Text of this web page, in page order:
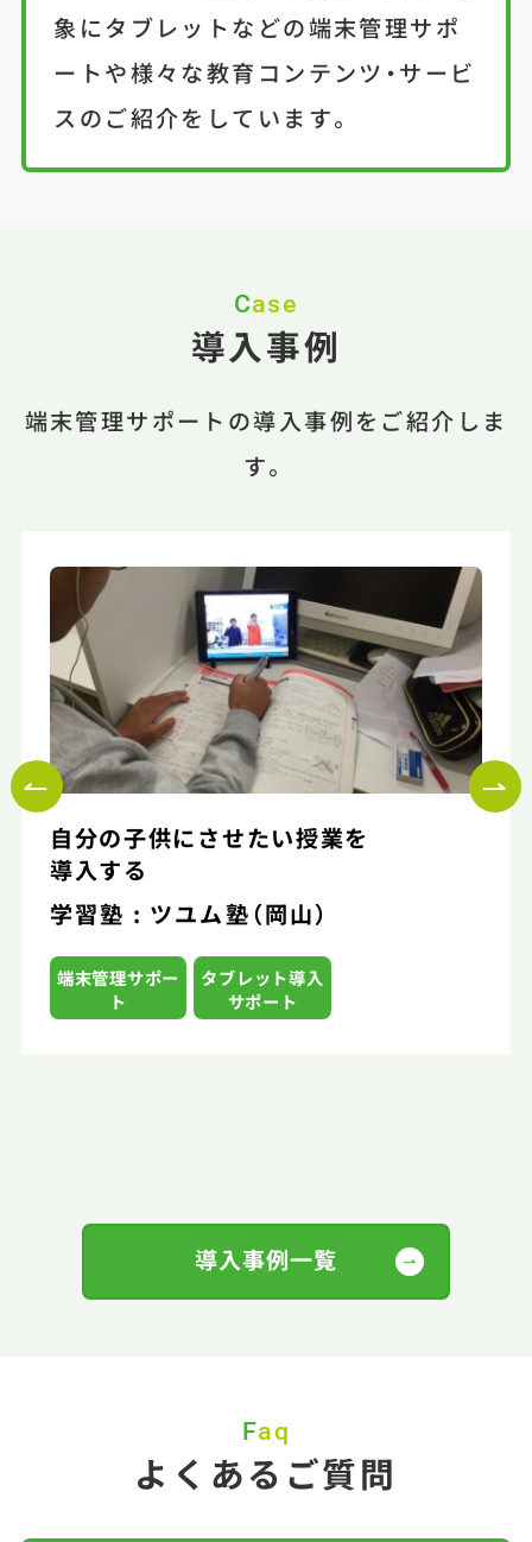
象にタブレットなどの端末管理サポ
ートや様々な教育コンテンツ・サービ
スのご紹介をしています。
Case
導入事例
端末管理サポートの導入事例をご紹介しま
す。
自分の子供にさせたい授業を
導入する
学習塾 : ツユム塾（岡山）
端末管理サポー
ト
タブレット導入
サポート
導入事例一覧
Faq
よくあるご質問